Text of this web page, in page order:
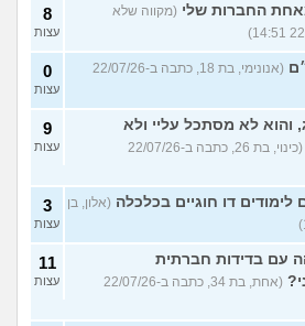
החברות שלי (מקווה שלא
8
עצות
(אנונימי, בת 18, כתבה ב-22/07/26
0
עצות
והוא לא מסתכל עליי ולא
(כינוי, בת 26, כתבה ב-22/07/26
9
עצות
דו חוגיים בכלכלה (אלון, בן
3
עצות
עם בדידות חברתית
(אחת, בת 34, כתבה ב-22/07/26
11
עצות